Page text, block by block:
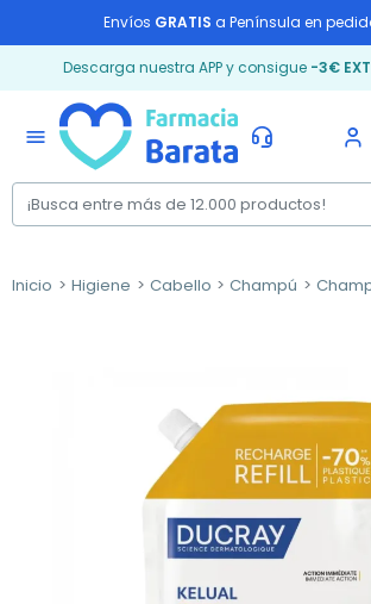
Envíos GRATIS a Península en
Descarga nuestra APP y consigue -3€
menu
Inicio Higiene Cabello Champú